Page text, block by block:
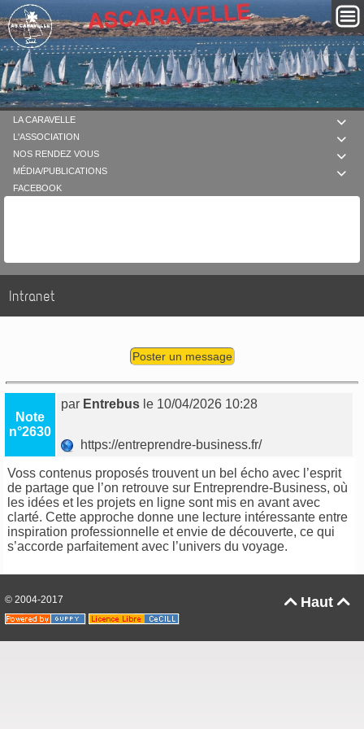

LA CARAVELLE

L'ASSOCIATION

NOS RENDEZ VOUS

MÉDIA/PUBLICATIONS
FACEBOOK
Intranet
Poster un message
Note
n°2630
par Entrebus le 10/04/2026 10:28
https://entreprendre-business.fr/
Voss contenus proposés trouvent un bel écho avec l’esprit
de partage que l’on retrouve sur Entreprendre-Business, où
les idées et les projets en ligne sont mis en avant avec
clarté. Cette approche donne une lecture intéressante entre
inspiration professionnelle et envie de découverte, ce qui
s’accorde parfaitement avec l’univers du voyage.
Haut 
© 2004-2017